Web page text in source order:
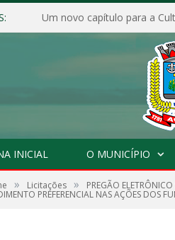
Um novo capítulo para a
INICIAL O MUNICÍPIO
» Licitações » PREGÃO
PREFERENCIAL NAS AÇÕES DOS